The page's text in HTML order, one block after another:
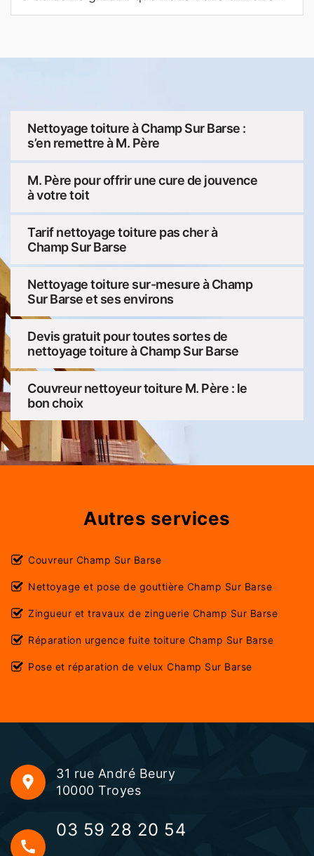
Nettoyage toiture à Champ Sur Barse :
s’en remettre à M. Père
M. Père pour offrir une cure de jouvence
à votre toit
Tarif nettoyage toiture pas cher à
Champ Sur Barse
Nettoyage toiture sur-mesure à Champ
Sur Barse et ses environs
Devis gratuit pour toutes sortes de
nettoyage toiture à Champ Sur Barse
Couvreur nettoyeur toiture M. Père : le
bon choix
Autres services
Couvreur Champ Sur Barse
Nettoyage et pose de gouttière Champ Sur Barse
Zingueur et travaux de zinguerie Champ Sur Barse
Réparation urgence fuite toiture Champ Sur Barse
Pose et réparation de velux Champ Sur Barse
31 rue André Beury
10000 Troyes
03 59 28 20 54